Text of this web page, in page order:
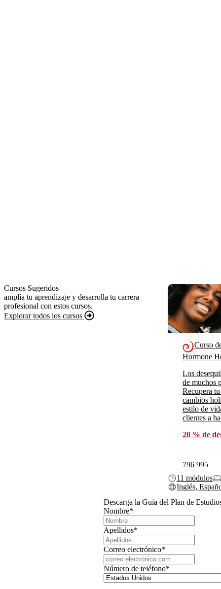
Cursos Sugeridos
amplía tu aprendizaje y desarrolla tu carrera
profesional con estos cursos.
Explorar todos los cursos
Curso
Hormone
Los
de muchos
Recupera
cambios
estilo de
clientes a
20 % de
796 995
11 módulos
Inglés,
Descarga la Guía del Plan de
Nombre*
Apellidos*
Correo electrónico*
Número de teléfono*